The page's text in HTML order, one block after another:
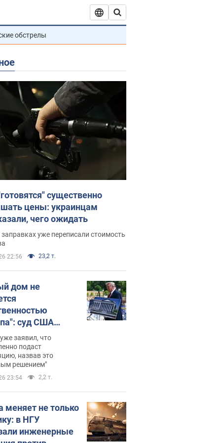
обстрелы
существенно
цены: украинцам
чего ожидать
уже переписали стоимость
22:56 23,2 т.
дом не
суд США
зала
400 млн
заявил, что
подаст
назвав это
решением"
23:54 2,2 т.
меняет не только
в НГУ
инженерные